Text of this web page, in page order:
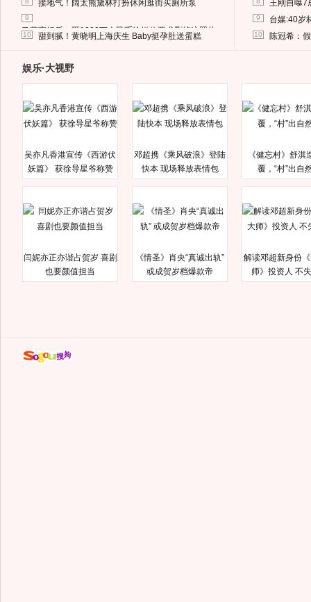
接地气！阔太熊黛林打扮休闲逛街买厕所泵
9
马蓉离婚后，砸1000万人民币给媒体要求删掉这照片
10 甜到腻！黄晓明上海庆生 Baby挺孕肚送蛋糕
王刚自曝7
9 台媒:40岁
10 陈冠希：
娱乐·大视野
吴亦凡香港宣传《西游伏
妖篇》 获徐导星爷称赞
邓超携《乘风破浪》登陆
快本 现场释放表情包
《健忘村》舒淇
覆，“村”出自
闫妮亦正亦谐占贺岁 喜剧
也要颜值担当
《情圣》肖央“真诚出轨”
或成贺岁档爆款帝
解读邓超新身份
师》投资人 不